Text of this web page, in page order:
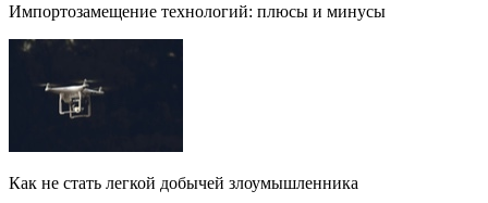
Импортозамещение технологий: плюсы и минусы
Как не стать легкой добычей злоумышленника